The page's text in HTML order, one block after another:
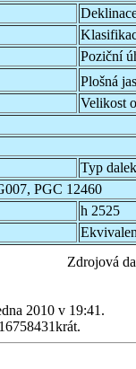
Poziční
Plošná
Velikost
Typ
PGC 12460
h 2525
Zdrojová
2010 v 19:41.